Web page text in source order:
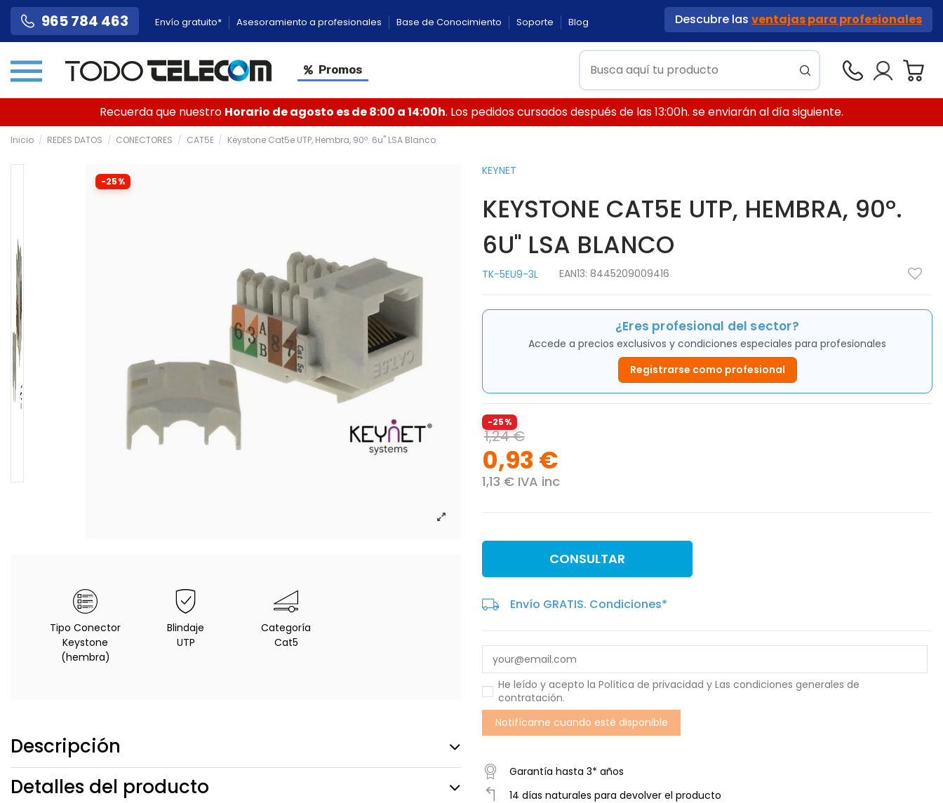
965 784 463 Envío gratuito* Asesoramiento a profesionales Base de Conocimiento Soporte Blog Descubre las ventajas para profesionales
Promos
Recuerda que nuestro Horario de agosto es de 8:00 a 14:00h. Los pedidos cursados después de las 13:00h. se enviarán al día siguiente.
Inicio REDES DATOS CONECTORES CAT5E Keystone Cat5e UTP, Hembra, 90º. 6u" LSA Blanco
-25%
Tipo Conector
Keystone
(hembra)
Blindaje
UTP
Categoría
Cat5
Descripción
Detalles del producto
KEYNET
KEYSTONE CAT5E UTP, HEMBRA, 90º.
6U" LSA BLANCO
TK-5EU9-3L EAN13: 8445209009416
¿Eres profesional del sector?
Accede a precios exclusivos y condiciones especiales para profesionales
Registrarse como profesional
-25%
1,24 €
0,93 €
1,13 € IVA inc
CONSULTAR
Envío GRATIS. Condiciones*
He leído y acepto la Política de privacidad y Las condiciones generales de
contratación.
Garantía hasta 3* años
14 días naturales para devolver el producto